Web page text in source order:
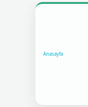
Anasayfa